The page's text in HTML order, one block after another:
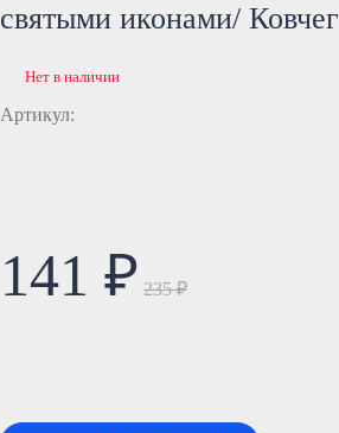
святыми иконами/ Ковчег
Артикул:
Нет в наличии
141 ₽ 235 ₽